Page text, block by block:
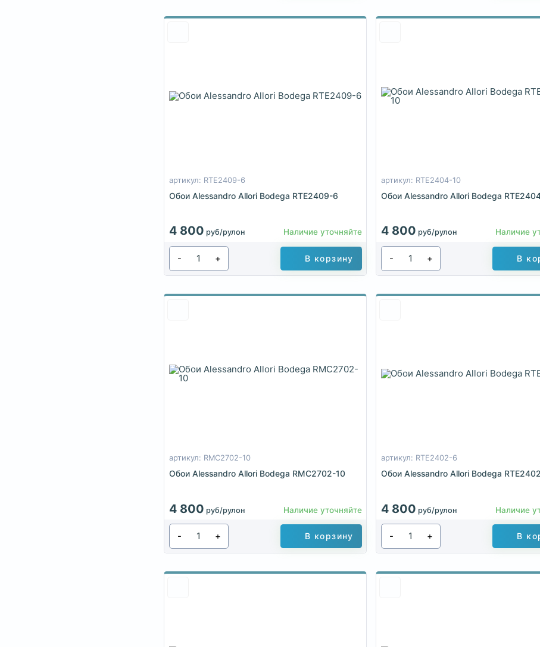
артикул: RTE2409-6
Обои Alessandro Allori Bodega RTE2409-6
4 800 руб/рулон Наличие уточняйте
- + В корзину
артикул: RTE2404-10
Обои Alessandro Allori Bodega
4 800 руб/рулон Наличие
- + В
артикул: RMC2702-10
Обои Alessandro Allori Bodega RMC2702-10
4 800 руб/рулон Наличие уточняйте
- + В корзину
артикул: RTE2402-6
Обои Alessandro Allori Bodega
4 800 руб/рулон Наличие
- + В